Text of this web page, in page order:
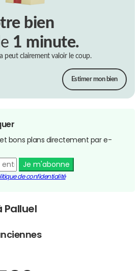
bien
1 minute.
peut clairement valoir le coup.
Estimer mon bien
bons plans directement par e-
Je m'abonne
de confidentialité
Palluel